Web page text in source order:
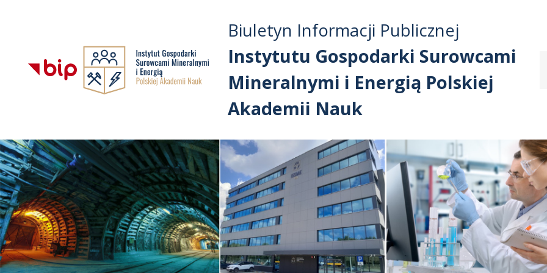
Przejdź do
głównego menu
Przejdź do treści
Przejdź do mapy
serwisu
Biuletyn Informacji Publicznej
Instytutu Gospodarki Surowcami
Mineralnymi i Energią Polskiej
Akademii Nauk